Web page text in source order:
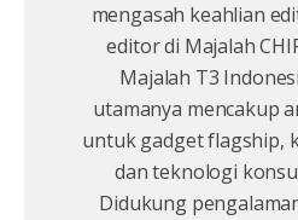
mengasah keahlian
editor di Majalah
Majalah T3
utamanya mencakup
untuk gadget flagship,
dan teknologi
Didukung